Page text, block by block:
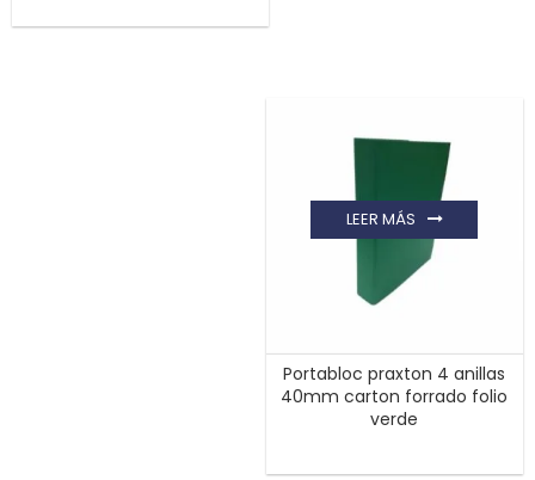
Portabloc praxton 4 anillas
40mm carton forrado folio
verde
LEER MÁS